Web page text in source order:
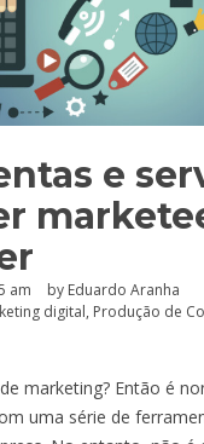
e
am by Eduardo Aranha
digital, Produção de
marketing? Então é
uma série de